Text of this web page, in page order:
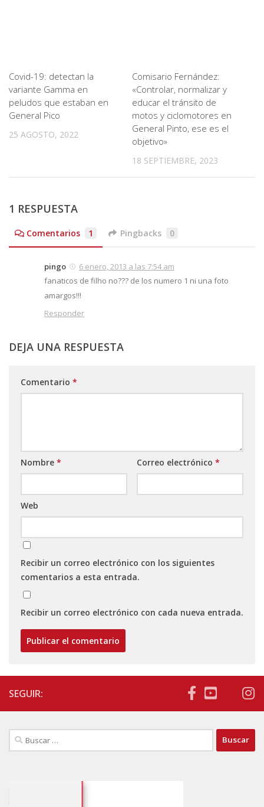
Covid-19: detectan la
variante Gamma en
peludos que estaban en
General Pico
25 AGOSTO, 2022
Comisario Fernández:
«Controlar, normalizar y
educar el tránsito de
motos y ciclomotores en
General Pinto, ese es el
objetivo»
18 SEPTIEMBRE, 2023
1 RESPUESTA
Comentarios 1 Pingbacks 0
pingo
6 enero, 2013 a las 7:54 am
fanaticos de filho no??? de los numero 1 ni una foto
amargos!!!
Responder
DEJA UNA RESPUESTA
Comentario *
Nombre * Correo electrónico *
Web
Recibir un correo electrónico con los siguientes
comentarios a esta entrada.
Recibir un correo electrónico con cada nueva entrada.
SEGUIR:
Buscar: